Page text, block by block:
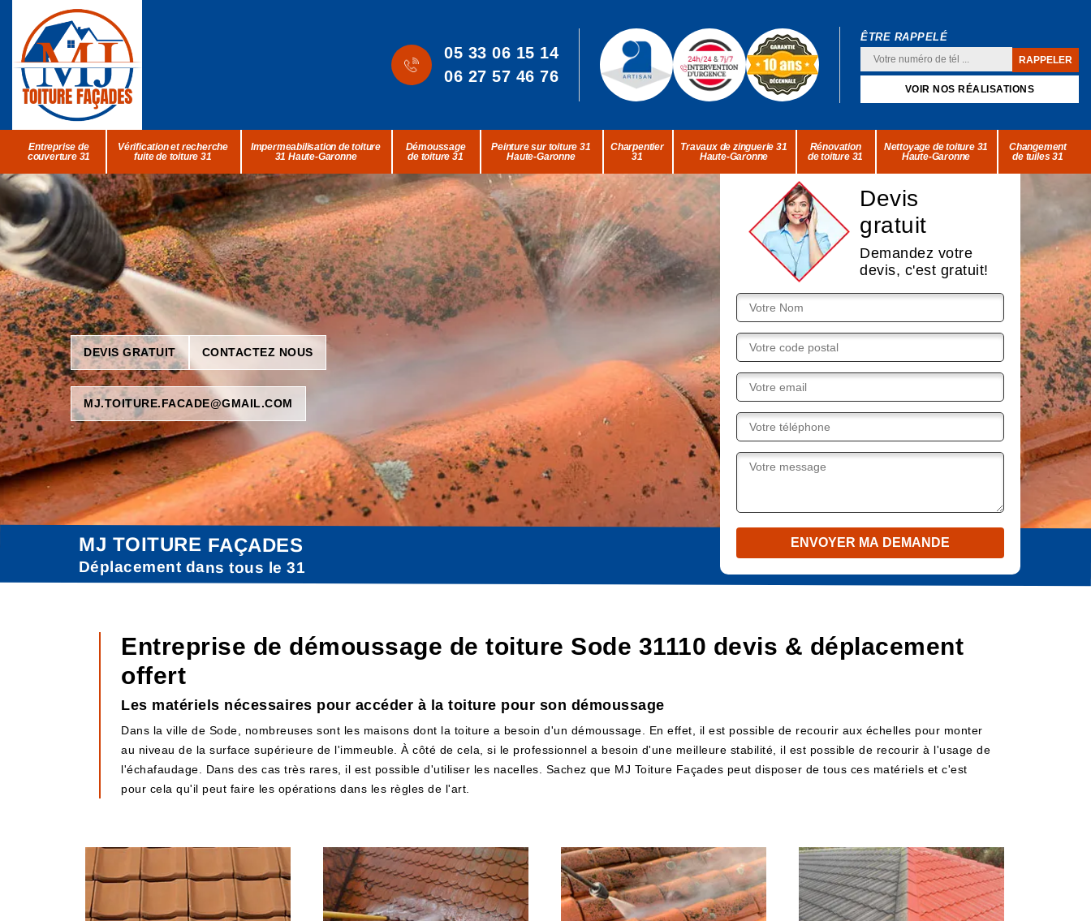
05 33 06 15 14
06 27 57 46 76
ÊTRE RAPPELÉ
VOIR NOS RÉALISATIONS
Entreprise de
couverture 31
Vérification et recherche
fuite de toiture 31
Impermeabilisation de toiture
31 Haute-Garonne
Démoussage
de toiture 31
Peinture sur toiture 31
Haute-Garonne
Charpentier
31
Travaux de zinguerie 31
Haute-Garonne
Rénovation
de toiture 31
Nettoyage de toiture 31
Haute-Garonne
Changement
de tuiles 31
DEVIS GRATUIT CONTACTEZ NOUS
MJ.TOITURE.FACADE@GMAIL.COM
Devis
gratuit
Demandez votre
devis, c'est gratuit!
MJ TOITURE FAÇADES
Déplacement dans tous le 31
Entreprise de démoussage de toiture Sode 31110 devis & déplacement
offert
Les matériels nécessaires pour accéder à la toiture pour son démoussage
Dans la ville de Sode, nombreuses sont les maisons dont la toiture a besoin d'un démoussage. En effet, il est possible de recourir aux échelles pour monter
au niveau de la surface supérieure de l'immeuble. À côté de cela, si le professionnel a besoin d'une meilleure stabilité, il est possible de recourir à l'usage de
l'échafaudage. Dans des cas très rares, il est possible d'utiliser les nacelles. Sachez que MJ Toiture Façades peut disposer de tous ces matériels et c'est
pour cela qu'il peut faire les opérations dans les règles de l'art.